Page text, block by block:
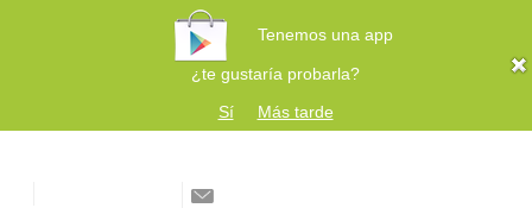
Tenemos una app
¿te gustaría probarla?
Sí
Más tarde